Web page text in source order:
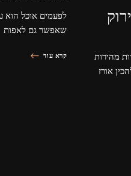
מהירות
אורז
לפעמים אוכל הוא
שאפשר גם לאפות
קרא עוד